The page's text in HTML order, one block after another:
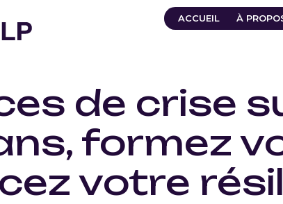
ACCUEIL À
de crise
formez
votre